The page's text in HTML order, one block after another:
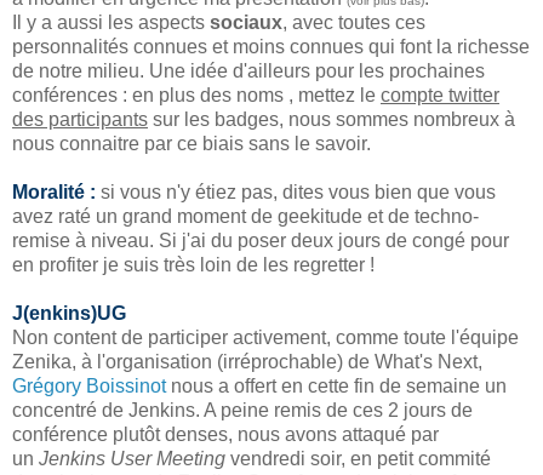
Il y a aussi les aspects sociaux, avec toutes ces
personnalités connues et moins connues qui font la richesse
de notre milieu. Une idée d'ailleurs pour les prochaines
conférences : en plus des noms , mettez le compte twitter
des participants sur les badges, nous sommes nombreux à
nous connaitre par ce biais sans le savoir.
Moralité : si vous n'y étiez pas, dites vous bien que vous
avez raté un grand moment de geekitude et de techno-
remise à niveau. Si j'ai du poser deux jours de congé pour
en profiter je suis très loin de les regretter !
J(enkins)UG
Non content de participer activement, comme toute l'équipe
Zenika, à l'organisation (irréprochable) de What's Next,
Grégory Boissinotnous a offert en cette fin de semaine un
concentré de Jenkins. A peine remis de ces 2 jours de
conférence plutôt denses, nous avons attaqué par
un Jenkins User Meeting vendredi soir, en petit commité